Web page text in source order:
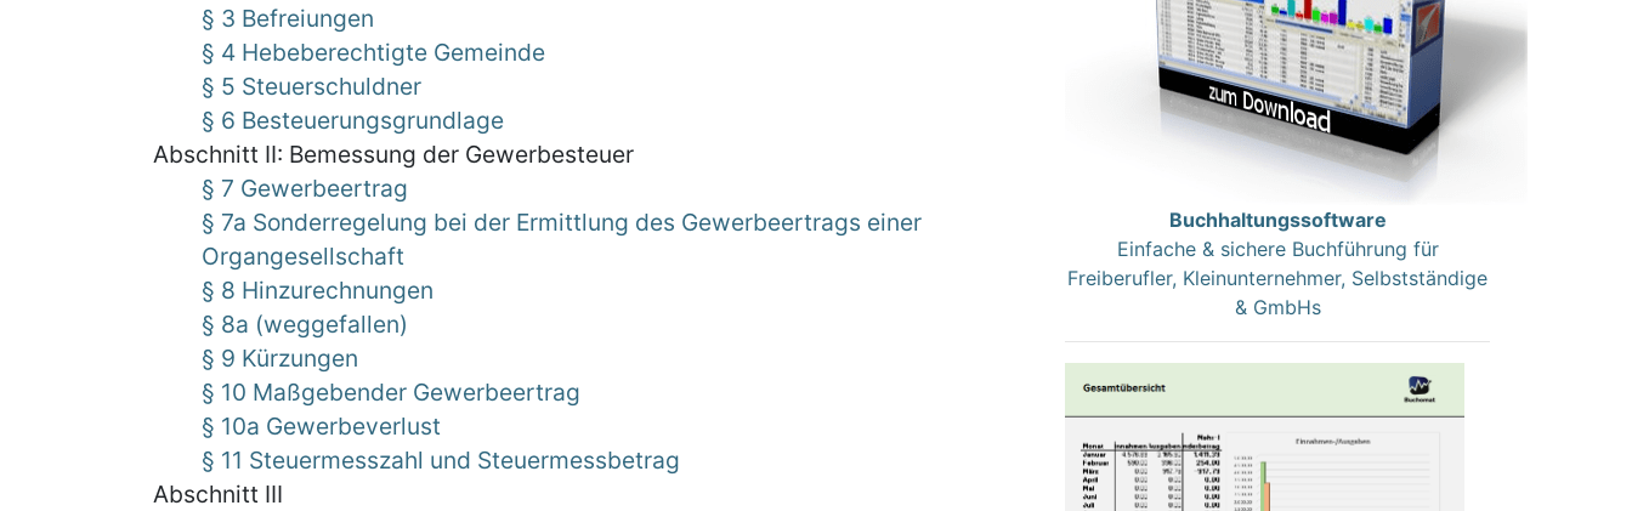
§ 3 Befreiungen
§ 4 Hebeberechtigte Gemeinde
§ 5 Steuerschuldner
§ 6 Besteuerungsgrundlage
Abschnitt II: Bemessung der Gewerbesteuer
§ 7 Gewerbeertrag
§ 7a Sonderregelung bei der Ermittlung des Gewerbeertrags einer
Organgesellschaft
§ 8 Hinzurechnungen
§ 8a (weggefallen)
§ 9 Kürzungen
§ 10 Maßgebender Gewerbeertrag
§ 10a Gewerbeverlust
§ 11 Steuermesszahl und Steuermessbetrag
Abschnitt III
Buchhaltungssoftware
Einfache & sichere Buchführung für
Freiberufler, Kleinunternehmer, Selbstständige
& GmbHs